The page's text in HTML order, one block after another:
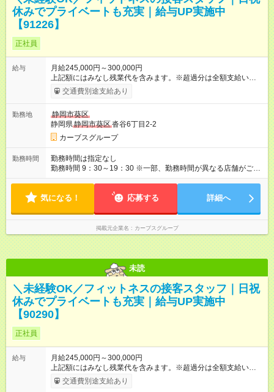
休みでプライベートも充実｜給与UP実施中
【91226】
正社員
給与
月給245,000円～300,000円
上記額にはみなし残業代を含みます。※超過分は全額支給いたし
ます。 みなし残業代 25,699円／月 みなし残業時間 16時間／月
【試用期間】試用期間あり 試用期間の長さ：6ヶ月 ※ 雇用形態
用時と同じです。 給与：月給 220,000円以上 上記額にはみなし
残業代を含みます。※超過分は全額支給いたします。 みなし残
業代 23,077円／月 みなし残業時間 16時間／月
交通費別途支給あり
勤務地
静岡市葵区
静岡県静岡市葵区沓谷6丁目2-2
カーブスグループ
勤務時間
勤務時間は指定なし
勤務時間 9：30～19：30 ※一部、勤務時間が異なる店舗がござ
います。 ＜営業時間＞ 平日／10：00～13：00、15：00～19：
深夜シフトはありません）
気になる！ 応募する 詳細へ
掲載元企業名 カーブスグループ
未読
＼未経験OK／フィットネスの接客スタッフ｜日祝
休みでプライベートも充実｜給与UP実施中
【90290】
正社員
給与
月給245,000円～300,000円
上記額にはみなし残業代を含みます。※超過分は全額支給いたし
ます。 みなし残業代 25,699円／月 みなし残業時間 16時間／月
【試用期間】試用期間あり 試用期間の長さ：6ヶ月 ※ 雇用形態
交通費別途支給あり